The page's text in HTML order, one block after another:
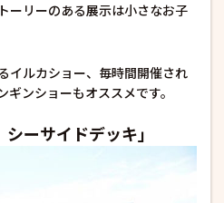
ーリーのある展示は小さなお子
イルカショー、毎時間開催され
ンショーもオススメです。
ーサイドデッキ」